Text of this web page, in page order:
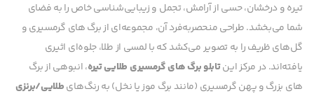
تیره و درخشان، حسی از آرامش، تجمل و زیبایی‌شناسی خاص را به فضای
شما می‌بخشد. طراحی منحصربه‌فرد آن، مجموعه‌ای از برگ های گرمسیری و
گل‌های ظریف را به تصویر می‌کشد که با لمسی از طلا، جلوه‌ای اثیری
یافته‌اند. در مرکز اینتابلو برگ های گرمسیری طلایی تیره، انبوهی از برگ
های بزرگ و پهن گرمسیری (مانند برگ موز یا نخل) به رنگ‌هایطلایی/برنزی